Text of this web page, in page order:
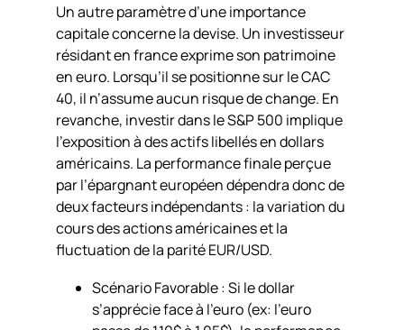
Un autre paramètre d’une importance
capitale concerne la devise. Un investisseur
résidant en france exprime son patrimoine
en euro. Lorsqu’il se positionne sur le CAC
40, il n’assume aucun risque de change. En
revanche, investir dans le S&P 500 implique
l’exposition à des actifs libellés en dollars
américains. La performance finale perçue
par l’épargnant européen dépendra donc de
deux facteurs indépendants : la variation du
cours des actions américaines et la
fluctuation de la parité EUR/USD.
Scénario Favorable : Si le dollar
s’apprécie face à l’euro (ex: l’euro